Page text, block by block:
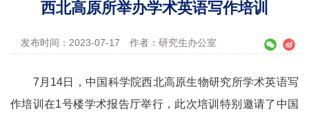
西北高原所举办学术英语写作培训
发布时间：2023-07-17 作者：研究生办公室
7 月 14日，中国科学院西北高原生物研究所学术英语写
作培训在1号楼学术报告厅举行，此次培训特别邀请了中国